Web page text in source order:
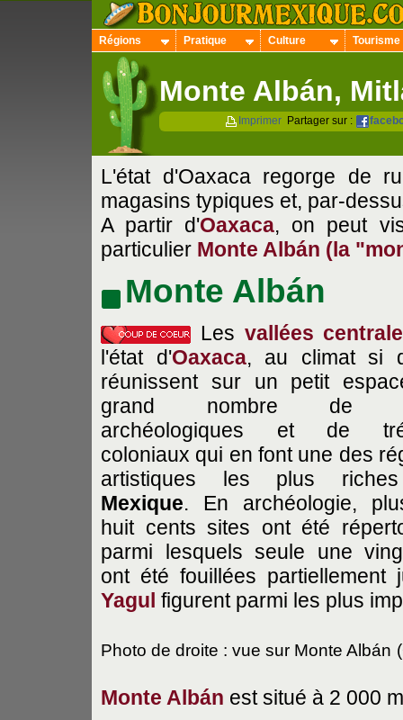
Régions Pratique Culture Tourisme
Monte Albán,
Imprimer Partager sur :
L'état d'Oaxaca regorge de
magasins typiques et, par-
A partir d'Oaxaca, on peut
particulier Monte Albán (la
Monte Albán
Les vallées
l'état d'Oaxaca, au climat si
réunissent sur un petit
grand nombre de
archéologiques et de
coloniaux qui en font une des
artistiques les plus
Mexique. En archéologie,
huit cents sites ont été
parmi lesquels seule une
ont été fouillées partiellement
Yagul figurent parmi les plus
Photo de droite : vue sur Monte Albán
Monte Albán est situé à 2 000